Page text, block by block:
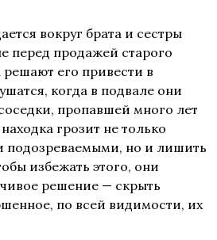
вокруг брата и сестры
перед продажей старого
его привести в
когда в подвале они
пропавшей много лет
грозит не только
подозреваемыми, но и лишить
избежать этого, они
решение — скрыть
по всей видимости, их